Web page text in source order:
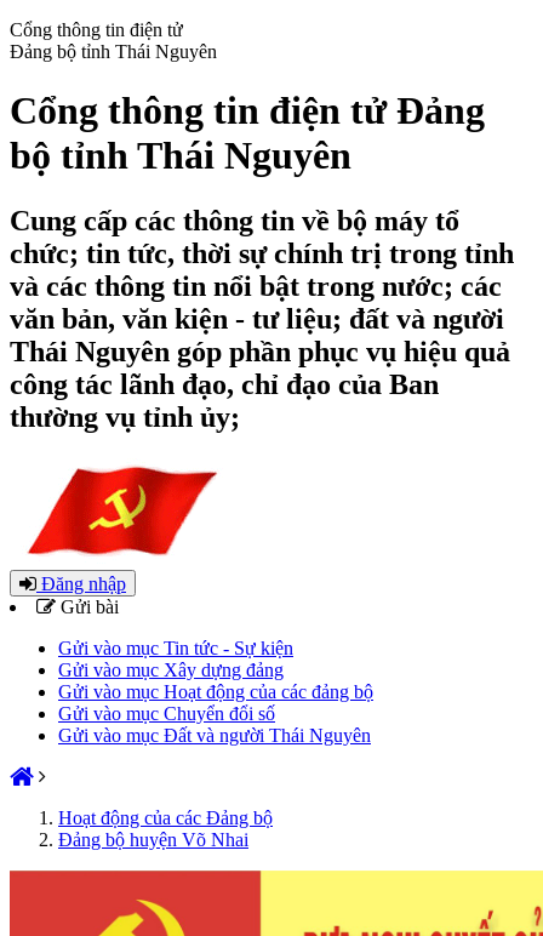
Cổng thông tin điện tử
Đảng bộ tỉnh Thái Nguyên
Cổng thông tin điện tử Đảng
bộ tỉnh Thái Nguyên
Cung cấp các thông tin về bộ máy tổ
chức; tin tức, thời sự chính trị trong tỉnh
và các thông tin nổi bật trong nước; các
văn bản, văn kiện - tư liệu; đất và người
Thái Nguyên góp phần phục vụ hiệu quả
công tác lãnh đạo, chỉ đạo của Ban
thường vụ tỉnh ủy;
Đăng nhập
Gửi bài
Gửi vào mục Tin tức - Sự kiện
Gửi vào mục Xây dựng đảng
Gửi vào mục Hoạt động của các đảng bộ
Gửi vào mục Chuyển đổi số
Gửi vào mục Đất và người Thái Nguyên
Hoạt động của các Đảng bộ
Đảng bộ huyện Võ Nhai